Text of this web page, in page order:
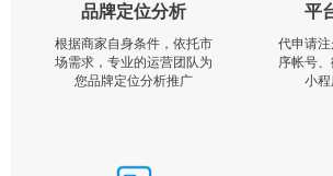
品牌定位分析
根据商家自身条件，依托市
场需求，专业的运营团队为
您品牌定位分析推广
平
代申请
序帐号
小